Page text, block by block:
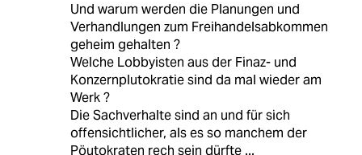
Und warum werden die Planungen und
Verhandlungen zum Freihandelsabkommen
geheim gehalten ?
Welche Lobbyisten aus der Finaz- und
Konzernplutokratie sind da mal wieder am
Werk ?
Die Sachverhalte sind an und für sich
offensichtlicher, als es so manchem der
Pöutokraten rech sein dürfte ...